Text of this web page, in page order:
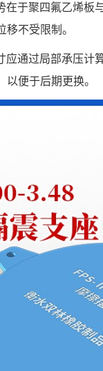
于聚四氟乙烯板
移不受限制。
应通过局部承压计
便于后期更换。